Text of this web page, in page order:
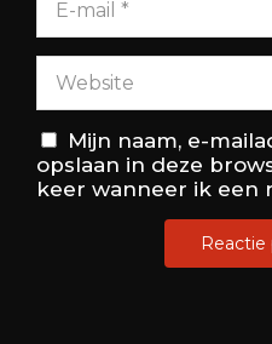
Mijn naam, e-
opslaan in deze
keer wanneer ik een